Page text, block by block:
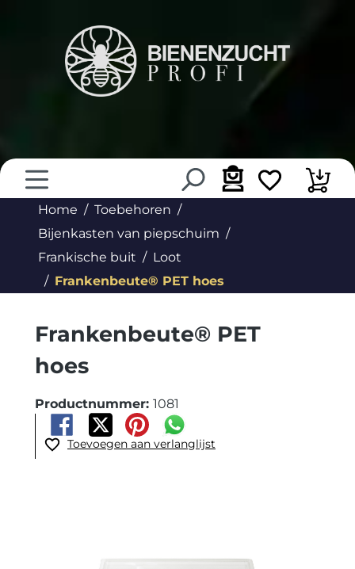
Home
Toebehoren
Bijenkasten van piepschuim
Frankische buit
Loot
Frankenbeute® PET hoes
Frankenbeute® PET
hoes
Productnummer: 1081
Toevoegen aan verlanglijst